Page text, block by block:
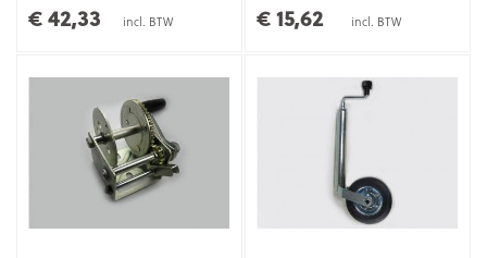
€ 42,33 incl. BTW € 15,62 incl. BTW